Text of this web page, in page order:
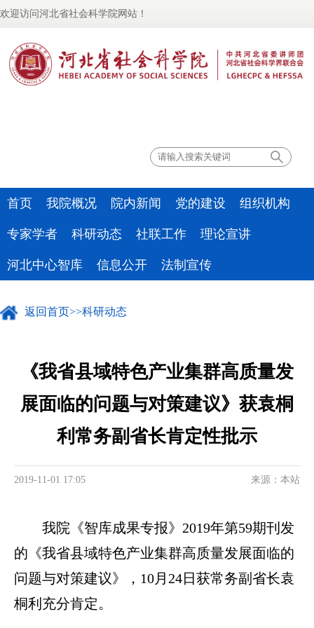
欢迎访问河北省社会科学院网站！
首页 我院概况 院内新闻 党的建设 组织机构
专家学者 科研动态 社联工作 理论宣讲
河北中心智库 信息公开 法制宣传
返回首页>>科研动态
《我省县域特色产业集群高质量发
展面临的问题与对策建议》获袁桐
利常务副省长肯定性批示
2019-11-01 17:05 来源：本站
我院《智库成果专报》2019年第59期刊发
的《我省县域特色产业集群高质量发展面临的
问题与对策建议》，10月24日获常务副省长袁
桐利充分肯定。